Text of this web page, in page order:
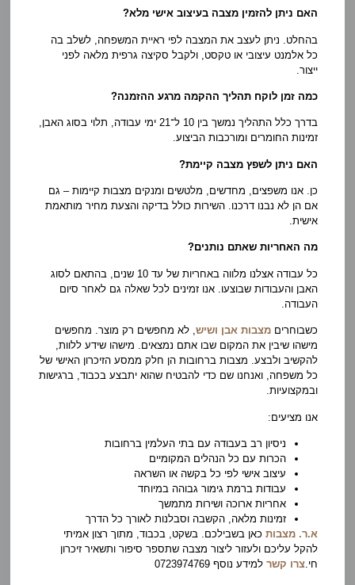
האם ניתן להזמין מצבה בעיצוב אישי מלא?
בהחלט. ניתן לעצב את המצבה לפי ראיית המשפחה, לשלב בה
כל אלמנט עיצובי או טקסט, ולקבל סקיצה גרפית מלאה לפני
ייצור.
כמה זמן לוקח תהליך ההקמה מרגע ההזמנה?
בדרך כלל התהליך נמשך בין 10 ל־21 ימי עבודה, תלוי בסוג האבן,
זמינות החומרים ומורכבות הביצוע.
האם ניתן לשפץ מצבה קיימת?
כן. אנו משפצים, מחדשים, מלטשים ומנקים מצבות קיימות – גם
אם הן לא נבנו דרכנו. השירות כולל בדיקה והצעת מחיר מותאמת
אישית.
מה האחריות שאתם נותנים?
כל עבודה אצלנו מלווה באחריות של עד 10 שנים, בהתאם לסוג
האבן והעבודות שבוצעו. אנו זמינים לכל שאלה גם לאחר סיום
העבודה.
כשבוחריםמצבות אבן ושיש, לא מחפשים רק מוצר. מחפשים
מישהו שיבין את המקום שבו אתם נמצאים. מישהו שידע ללוות,
להקשיב ולבצע. מצבות ברחובות הן חלק ממסע הזיכרון האישי של
כל משפחה, ואנחנו שם כדי להבטיח שהוא יתבצע בכבוד, ברגישות
ובמקצועיות.
אנו מציעים:
ניסיון רב בעבודה עם בתי העלמין ברחובות
הכרות עם כל הנהלים המקומיים
עיצוב אישי לפי כל בקשה או השראה
עבודות ברמת גימור גבוהה במיוחד
אחריות ארוכה ושירות מתמשך
זמינות מלאה, הקשבה וסבלנות לאורך כל הדרך
א.ר. מצבות כאן בשבילכם. בשקט, בכבוד, מתוך רצון אמיתי
להקל עליכם ולעזור ליצור מצבה שתספר סיפור ותשאיר זיכרון
חי.צרו קשר למידע נוסף 0723974769